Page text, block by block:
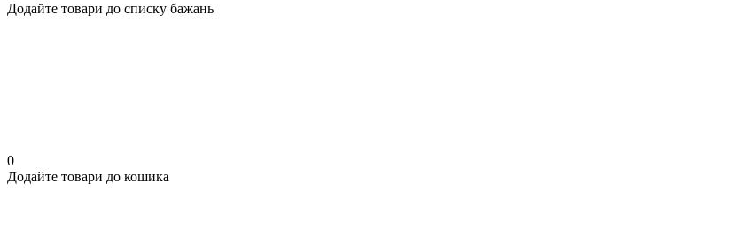
Додайте товари до списку бажань
0
Додайте товари до кошика